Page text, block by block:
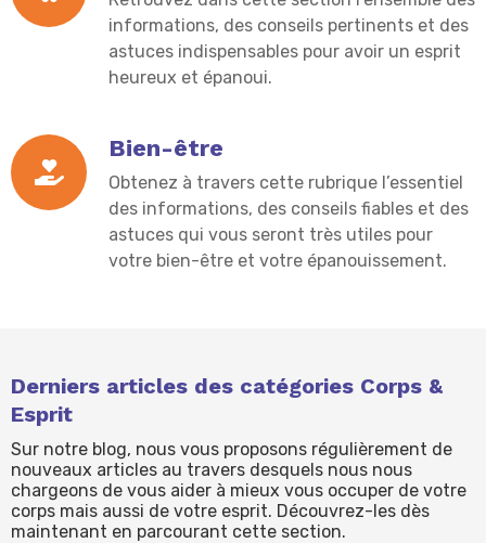
informations, des conseils pertinents et des
astuces indispensables pour avoir un esprit
heureux et épanoui.
Bien-être
Obtenez à travers cette rubrique l’essentiel
des informations, des conseils fiables et des
astuces qui vous seront très utiles pour
votre bien-être et votre épanouissement.
Derniers articles des catégories Corps &
Esprit
Sur notre blog, nous vous proposons régulièrement de
nouveaux articles au travers desquels nous nous
chargeons de vous aider à mieux vous occuper de votre
corps mais aussi de votre esprit. Découvrez-les dès
maintenant en parcourant cette section.